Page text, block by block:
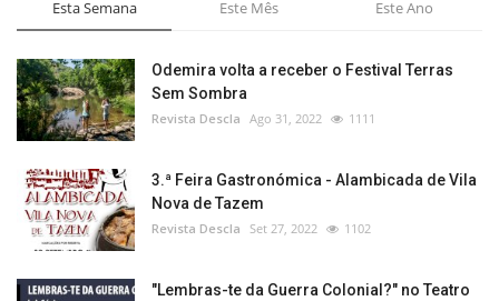
Esta Semana Este Mês Este Ano
Odemira volta a receber o Festival Terras
Sem Sombra
Revista Descla Ago 31, 2022 1111
3.ª Feira Gastronómica - Alambicada de Vila
Nova de Tazem
Revista Descla Set 27, 2022 1102
"Lembras-te da Guerra Colonial?" no Teatro